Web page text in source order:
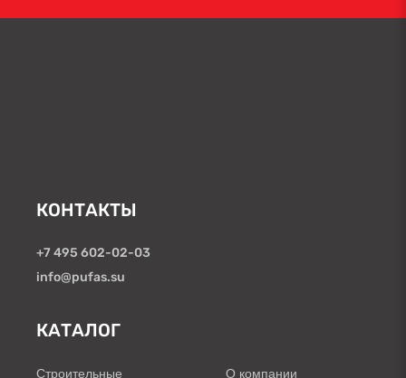
КОНТАКТЫ
+7 495 602-02-03
info@pufas.su
КАТАЛОГ
Строительные О компании